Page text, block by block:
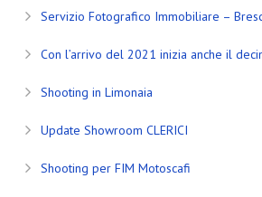
Servizio Fotografico Immobiliare –
Con l’arrivo del 2021 inizia anche il
Shooting in Limonaia
Update Showroom CLERICI
Shooting per FIM Motoscafi